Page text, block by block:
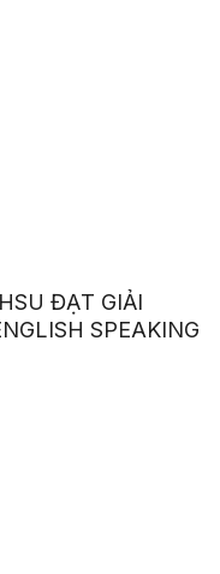
ĐẠT GIẢI
SPEAKING